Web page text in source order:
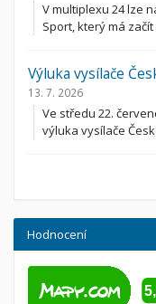
V multiplexu 24 lze
Sport, který má
Výluka vysílače
13. 7. 2026
Ve středu 22.
výluka vysílače
Hodnocení